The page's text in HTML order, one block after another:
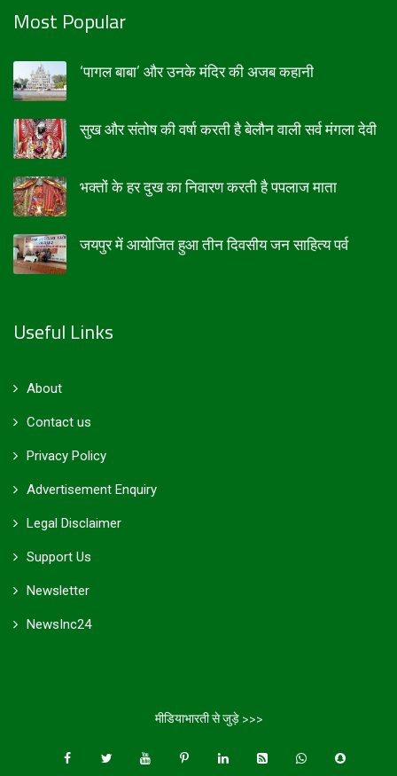
Most Popular
‘पागल बाबा’ और उनके मंदिर की अजब कहानी
सुख और संतोष की वर्षा करती है बेलौन वाली सर्व मंगला देवी
भक्तों के हर दुख का निवारण करती है पपलाज माता
जयपुर में आयोजित हुआ तीन दिवसीय जन साहित्य पर्व
Useful Links
About
Contact us
Privacy Policy
Advertisement Enquiry
Legal Disclaimer
Support Us
Newsletter
NewsInc24
मीडियाभारती से जुड़े >>>